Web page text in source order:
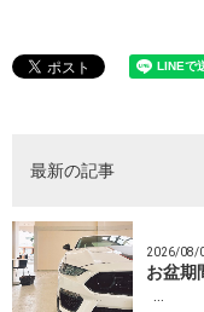
最新の記事
2026/08/
お盆期